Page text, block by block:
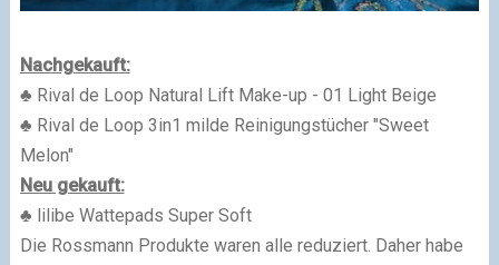
Nachgekauft:
♣ Rival de Loop Natural Lift Make-up - 01 Light Beige
♣ Rival de Loop 3in1 milde Reinigungstücher "Sweet
Melon"
Neu gekauft:
♣ lilibe Wattepads Super Soft
Die Rossmann Produkte waren alle reduziert. Daher habe